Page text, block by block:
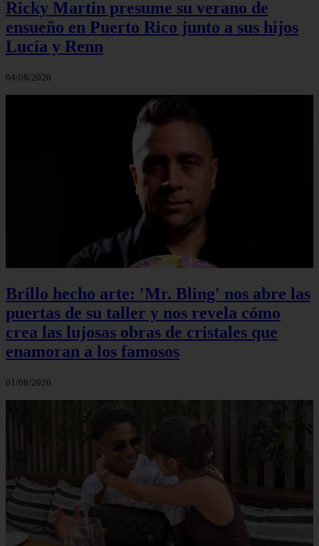
Ricky Martin presume su verano de
ensueño en Puerto Rico junto a sus hijos
Lucía y Renn
04/08/2026
Brillo hecho arte: 'Mr. Bling' nos abre las
puertas de su taller y nos revela cómo
crea las lujosas obras de cristales que
enamoran a los famosos
01/08/2026